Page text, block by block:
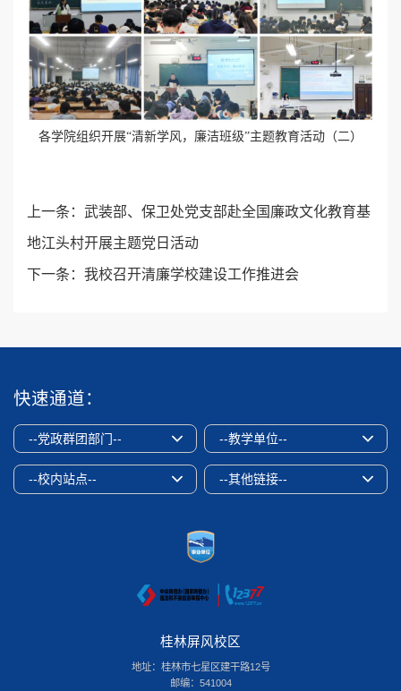
各学院组织开展“清新学风，廉洁班级”主题教育活动（二）
上一条： 武装部、保卫处党支部赴全国廉政文化教育基
地江头村开展主题党日活动
下一条： 我校召开清廉学校建设工作推进会
快速通道：
--党政群团部门-- --教学单位--
--校内站点-- --其他链接--
桂林屏风校区
地址：桂林市七星区建干路12号
邮编：541004